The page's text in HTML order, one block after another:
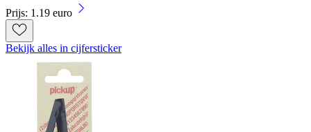
Prijs: 1.19 euro
Bekijk alles in cijfersticker